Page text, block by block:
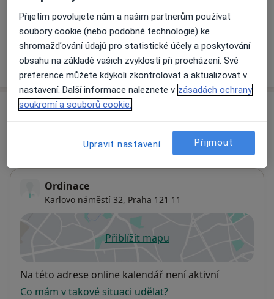
Informace o službách a cenách nejsou k dispozici
Tento specialista ještě nepřidával žádné informace o
svých službách.
Adresy (2)
Adresa 2
Ordinace
Karlovo náměstí 32, Praha 121 11
Přiblížit mapuse otevře v nové záložce
Dostupnost
Na této adrese online kalendář není aktivní
Co mám v takové situaci udělat?
Přijetím povolujete nám a našim partnerům používat
soubory cookie (nebo podobné technologie) ke
shromažďování údajů pro statistické účely a poskytování
obsahu na základě vašich zvyklostí při procházení. Své
preference můžete kdykoli zkontrolovat a aktualizovat v
nastavení. Další informace naleznete v zásadách ochrany
soukromí a souborů cookie.
Upravit nastavení Přijmout